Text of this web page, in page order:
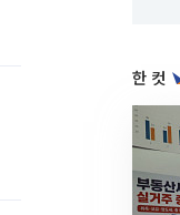
한 컷